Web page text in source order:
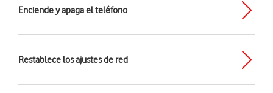
Enciende y apaga el teléfono
Restablece los ajustes de red